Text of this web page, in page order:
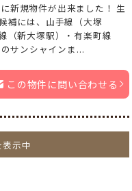
新規物件が出来ました！ 生
補には、山手線（大塚
（新大塚駅）・有楽町線
サンシャインま...
この物件に問い合わせる
表示中